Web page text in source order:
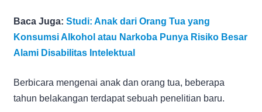
Baca Juga: Studi: Anak dari Orang Tua yang
Konsumsi Alkohol atau Narkoba Punya Risiko Besar
Alami Disabilitas Intelektual
Berbicara mengenai anak dan orang tua, beberapa
tahun belakangan terdapat sebuah penelitian baru.